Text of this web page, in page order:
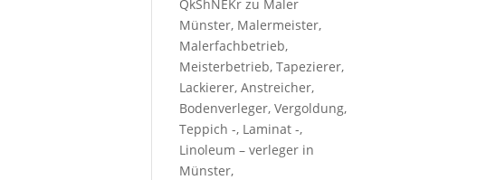
QkShNEKr zu Maler
Münster, Malermeister,
Malerfachbetrieb,
Meisterbetrieb, Tapezierer,
Lackierer, Anstreicher,
Bodenverleger, Vergoldung,
Teppich -, Laminat -,
Linoleum – verleger in
Münster,